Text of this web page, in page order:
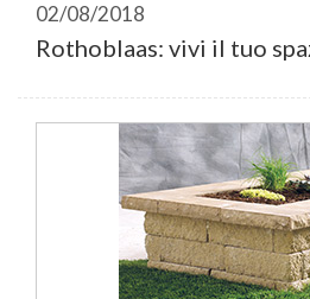
02/08/2018
Rothoblaas: vivi il tuo